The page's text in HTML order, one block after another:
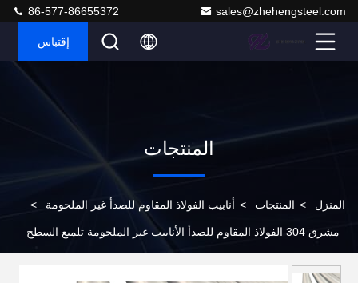
sales@zhehengsteel.com
86-577-86655372
إقتباس
المنتجات
المنزل > المنتجات > أنابيب الفولاذ المقاوم للصدأ غير الملحومة >
مشرق 304 الفولاذ المقاوم للصدأ الأنابيب غير الملحومة تلميع السطح